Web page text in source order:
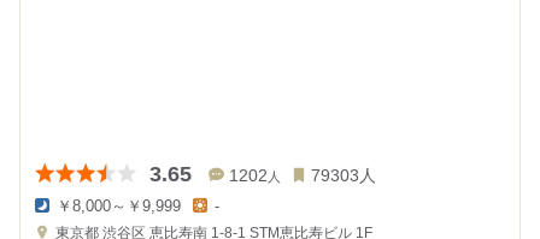
3.65 1202 人 79303人
夜
￥8,000～￥9,999
昼
-
東京都 渋谷区 恵比寿南 1-8-1 STM恵比寿ビル 1F